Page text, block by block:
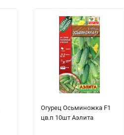
Огурец Осьминожка F1
цв.п 10шт Аэлита